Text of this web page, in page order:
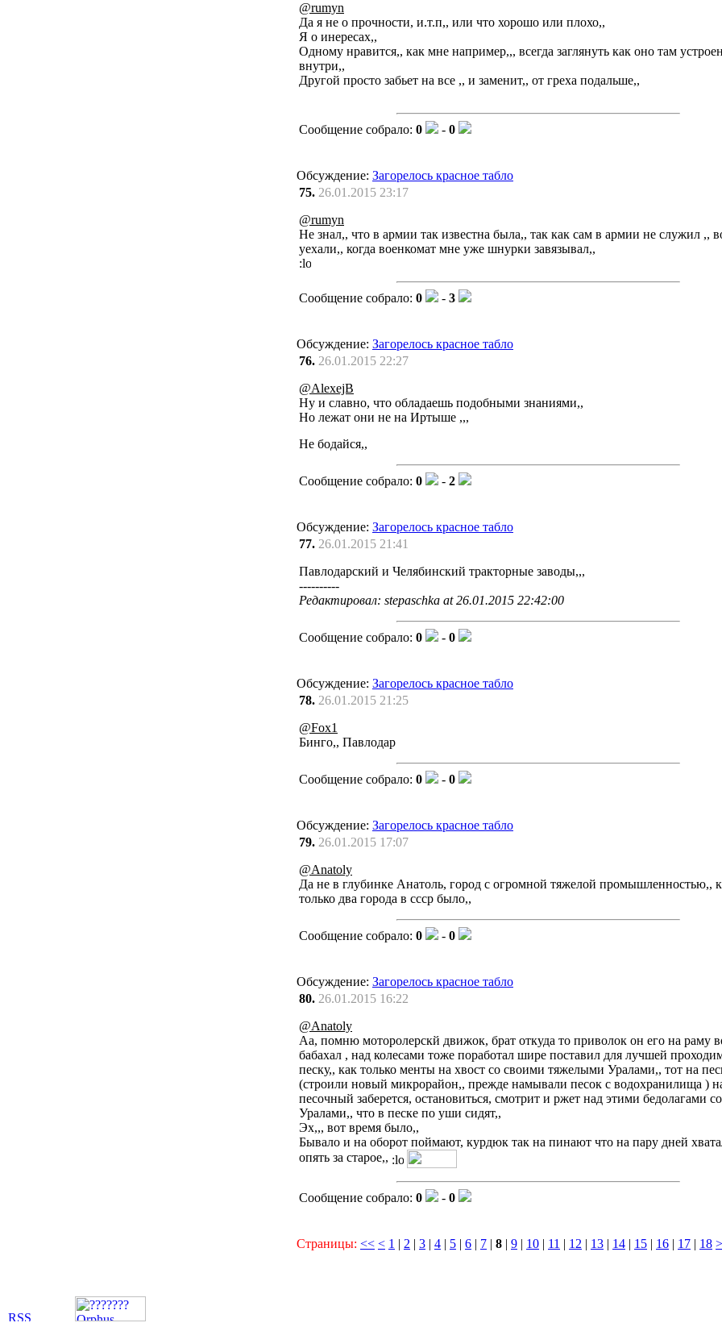
@rumyn
Да я не о прочности, и.т.п,, или что хорошо или плохо,,
Я о инересах,,
Одному нравится,, как мне например,,, всегда заглянуть как оно там
внутри,,
Другой просто забьет на все ,, и заменит,, от греха подальше,,
Сообщение собрало: 0 - 0
Обсуждение: Загорелось красное табло
75. 26.01.2015 23:17
@rumyn
Не знал,, что в армии так известна была,, так как сам в армии не служил ,,
уехали,, когда военкомат мне уже шнурки завязывал,,
Сообщение собрало: 0 - 3
Обсуждение: Загорелось красное табло
76. 26.01.2015 22:27
@AlexejB
Ну и славно, что обладаешь подобными знаниями,,
Но лежат они не на Иртыше ,,,
Не бодайся,,
Сообщение собрало: 0 - 2
Обсуждение: Загорелось красное табло
77. 26.01.2015 21:41
Павлодарский и Челябинский тракторные заводы,,,
----------
Редактировал: stepaschka at 26.01.2015 22:42:00
Сообщение собрало: 0 - 0
Обсуждение: Загорелось красное табло
78. 26.01.2015 21:25
@Fox1
Бинго,, Павлодар
Сообщение собрало: 0 - 0
Обсуждение: Загорелось красное табло
79. 26.01.2015 17:07
@Anatoly
Да не в глубинке Анатоль, город с огромной тяжелой промышленностью,,
только два города в ссср было,,
Сообщение собрало: 0 - 0
Обсуждение: Загорелось красное табло
80. 26.01.2015 16:22
@Anatoly
Аа, помню моторолерскй движок, брат откуда то приволок он его на раму
бабахал , над колесами тоже поработал шире поставил для лучшей
песку,, как только менты на хвост со своими тяжелыми Уралами,, тот на
(строили новый микрорайон,, прежде намывали песок с водохранилища )
песочный заберется, остановиться, смотрит и ржет над этими бедолагами
Уралами,, что в песке по уши сидят,,
Эх,,, вот время было,,
Бывало и на оборот поймают, курдюк так на пинают что на пару дней
опять за старое,,
Сообщение собрало: 0 - 0
Страницы: << < 1 | 2 | 3 | 4 | 5 | 6 | 7 | 8 | 9 | 10 | 11 | 12 | 13 | 14 | 15 | 16 | 17 | 18 >